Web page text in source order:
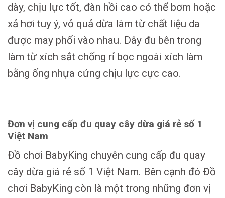
dày, chịu lực tốt, đàn hồi cao có thể bơm hoặc
xả hơi tuy ý, vỏ quả dừa làm từ chất liệu da
được may phối vào nhau. Dây đu bên trong
làm từ xích sắt chống rỉ bọc ngoài xích làm
bằng ống nhựa cứng chịu lực cực cao.
Đơn vị cung cấp đu quay cây dừa giá rẻ số 1
Việt Nam
Đồ chơi BabyKing chuyên cung cấp đu quay
cây dừa giá rẻ số 1 Việt Nam. Bên cạnh đó Đồ
chơi BabyKing còn là một trong những đơn vị